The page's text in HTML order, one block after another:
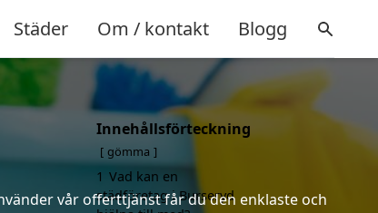
Städer Om / kontakt Blogg
vår offerttjänst får du den enklaste och
Innehållsförteckning
gömma
1 Vad kan en
städföretag i Burseryd